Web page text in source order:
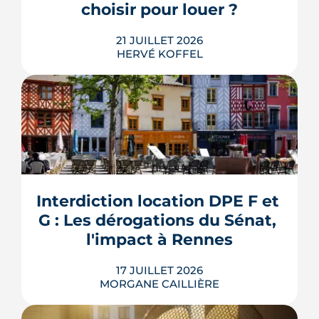
LIRE L'ARTICLE
choisir pour louer ?
21 JUILLET 2026
HERVÉ KOFFEL
Louer, c'est aussi assurer. Entre
l'obligation légale, les garanties utiles
et les options commerciales, ce guide
bien sans payer pour rien.
LIRE L'ARTICLE
Interdiction location DPE F et
G : Les dérogations du Sénat,
l'impact à Rennes
17 JUILLET 2026
MORGANE CAILLIÈRE